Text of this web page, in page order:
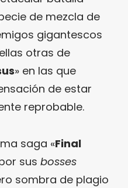
de mezcla de
gigantescos
otras de
» en las que
de estar
reprobable.
saga «Final
sus bosses
sombra de plagio